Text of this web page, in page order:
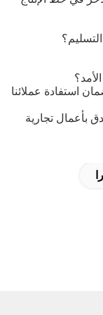
عملائنا
تجارية